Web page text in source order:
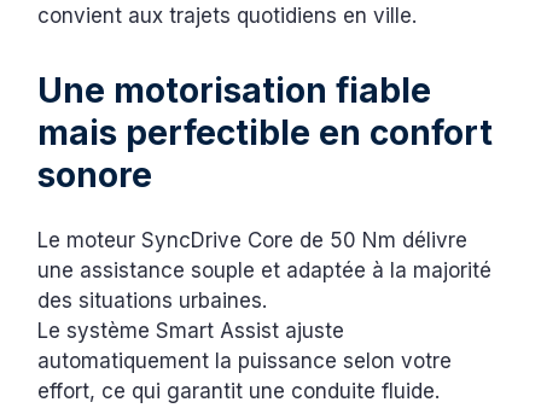
convient aux trajets quotidiens en ville.
Une motorisation fiable
mais perfectible en confort
sonore
Le moteur SyncDrive Core de 50 Nm délivre
une assistance souple et adaptée à la majorité
des situations urbaines.
Le système Smart Assist ajuste
automatiquement la puissance selon votre
effort, ce qui garantit une conduite fluide.